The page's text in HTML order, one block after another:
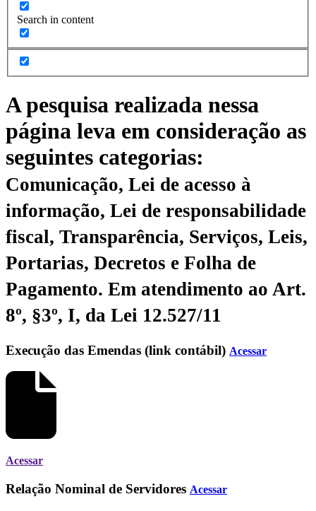
Search in content
A pesquisa realizada nessa
página leva em consideração as
seguintes categorias:
Comunicação, Lei de acesso à
informação, Lei de responsabilidade
fiscal, Transparência, Serviços, Leis,
Portarias, Decretos e Folha de
Pagamento. Em atendimento ao Art.
8º, §3º, I, da Lei 12.527/11
Execução das Emendas (link contábil) Acessar
Acessar
Relação Nominal de Servidores Acessar